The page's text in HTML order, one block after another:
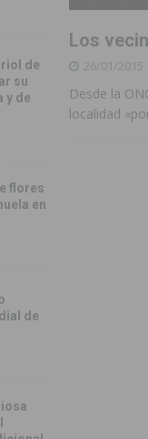
Los
26/01/2015
Desde la
localidad
de
su
y de
flores
en
de